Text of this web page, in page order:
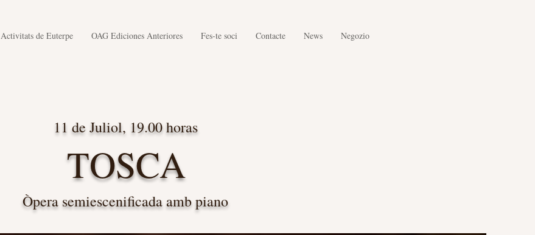
Activitats de Euterpe OAG Ediciones Anteriores Fes-te soci Contacte News Negozio
11 de Juliol, 19.00 horas
TOSCA
Òpera semiescenificada amb piano